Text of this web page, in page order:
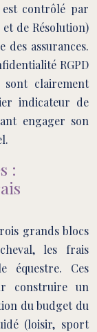
est contrôlé par
de Résolution)
des assurances.
RGPD
clairement
indicateur de
engager son
:
grands blocs
les frais
équestre. Ces
construire un
du budget du
(loisir, sport